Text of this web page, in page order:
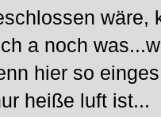
wäre,
a noch
hier so
heiße luft ist...